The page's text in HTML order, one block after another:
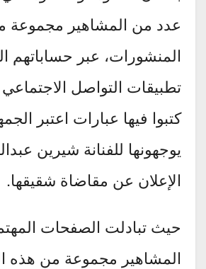
عدد من المشاهير مجموعة
المنشورات، عبر
تطبيقات التواصل الاجتماعي
كتبوا فيها عبارات اعتبر
يوجهونها للفنانة شيرين
الإعلان عن مقاضاة شقيقها.
حيث تبادلت الصفحات
المشاهير مجموعة من هذه